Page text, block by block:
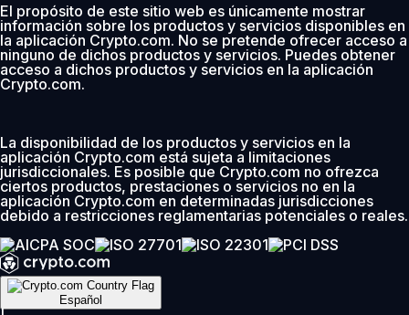
El propósito de este sitio web es únicamente mostrar
información sobre los productos y servicios disponibles en
la aplicación Crypto.com. No se pretende ofrecer acceso a
ninguno de dichos productos y servicios. Puedes obtener
acceso a dichos productos y servicios en la aplicación
Crypto.com.
La disponibilidad de los productos y servicios en la
aplicación Crypto.com está sujeta a limitaciones
jurisdiccionales. Es posible que Crypto.com no ofrezca
ciertos productos, prestaciones o servicios no en la
aplicación Crypto.com en determinadas jurisdicciones
debido a restricciones reglamentarias potenciales o reales.
Español